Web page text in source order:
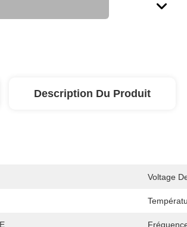
Description Du Produit
Voltage